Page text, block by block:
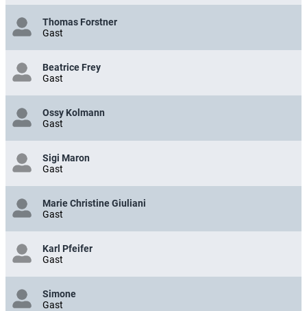
Thomas Forstner
Gast
Beatrice Frey
Gast
Ossy Kolmann
Gast
Sigi Maron
Gast
Marie Christine Giuliani
Gast
Karl Pfeifer
Gast
Simone
Gast